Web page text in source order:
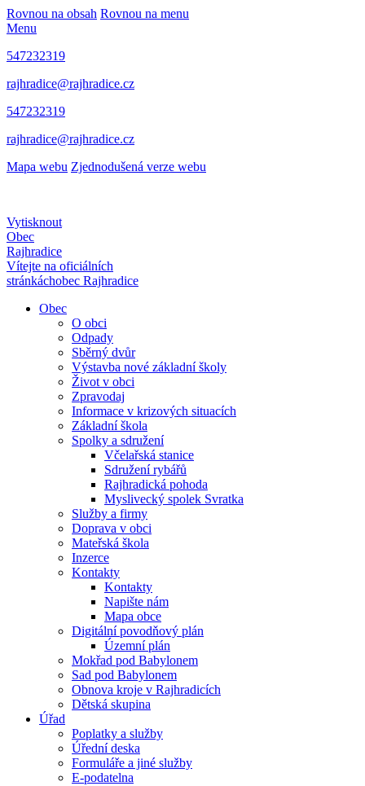
Rovnou na obsah Rovnou na menu
Menu
547232319
rajhradice@rajhradice.cz
547232319
rajhradice@rajhradice.cz
Mapa webu Zjednodušená verze webu
Vytisknout
Obec
Rajhradice
Vítejte na oficiálních
stránkáchobec Rajhradice
Obec
O obci
Odpady
Sběrný dvůr
Výstavba nové základní školy
Život v obci
Zpravodaj
Informace v krizových situacích
Základní škola
Spolky a sdružení
Včelařská stanice
Sdružení rybářů
Rajhradická pohoda
Myslivecký spolek Svratka
Služby a firmy
Doprava v obci
Mateřská škola
Inzerce
Kontakty
Kontakty
Napište nám
Mapa obce
Digitální povodňový plán
Územní plán
Mokřad pod Babylonem
Sad pod Babylonem
Obnova kroje v Rajhradicích
Dětská skupina
Úřad
Poplatky a služby
Úřední deska
Formuláře a jiné služby
E-podatelna